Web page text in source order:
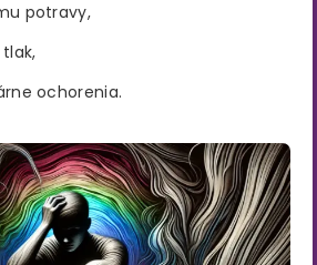
potravy,
ochorenia.